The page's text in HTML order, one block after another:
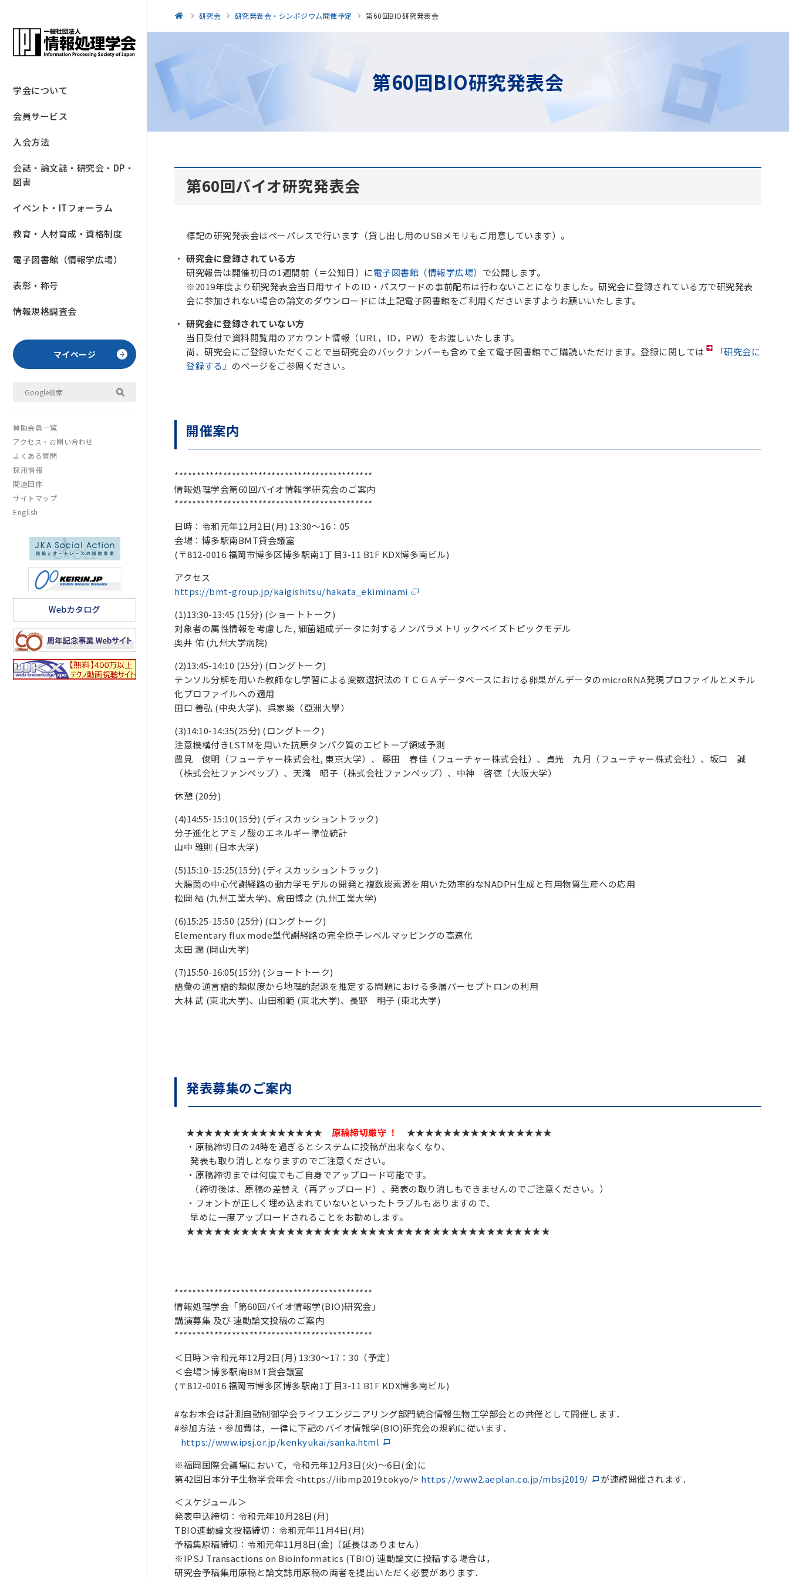
学会について
会員サービス
入会方法
会誌・論文誌・研究会・DP・
図書
イベント・ITフォーラム
教育・人材育成・資格制度
電子図書館（情報学広場）
表彰・称号
情報規格調査会
マイページ
賛助会員一覧
アクセス・お問い合わせ
よくある質問
採用情報
関連団体
サイトマップ
English
研究会 研究発表会・シンポジウム開催予定 第60回BIO研究発表会
第60回BIO研究発表会
第60回バイオ研究発表会
標記の研究発表会はペーパレスで行います（貸し出し用のUSBメモリもご用意しています）。
研究会に登録されている方
研究報告は開催初日の1週間前（＝公知日）に電子図書館（情報学広場） で公開します。
※2019年度より研究発表会当日用サイトのID・パスワードの事前配布は行わないことになりました。研究会に登録されている方で研究発表
会に参加されない場合の論文のダウンロードには上記電子図書館をご利用くださいますようお願いいたします。
研究会に登録されていない方
当日受付で資料閲覧用のアカウント情報（URL，ID，PW）をお渡しいたします。
尚、研究会にご登録いただくことで当研究会のバックナンバーも含めて全て電子図書館でご購読いただけます。登録に関しては
「研究会に
登録する 」のページをご参照ください。
開催案内
*********************************************
情報処理学会第60回バイオ情報学研究会のご案内
*********************************************
日時：令和元年12月2日(月) 13:30～16 ： 05
会場：博多駅南BMT貸会議室
(〒812-0016福岡市博多区博多駅南1丁目3-11 B1F KDX博多南ビル)
アクセス
https://bmt-group.jp/kaigishitsu/hakata_ekiminami
(1)13:30-13:45 (15分) (ショートトーク)
対象者の属性情報を考慮した, 細菌組成データに対するノンパラメトリックベイズトピックモデル
奥井 佑 (九州大学病院)
(2)13:45-14:10 (25分) (ロングトーク)
テンソル分解を用いた教師なし学習による変数選択法のＴＣＧＡデータベースにおける卵巣がんデータのmicroRNA発現プロファイルとメチル
化プロファイルへの適用
田口 善弘 (中央大学)、呉家樂（亞洲大學）
(3)14:10-14:35(25分) (ロングトーク)
注意機構付きLSTMを用いた抗原タンパク質のエピトープ領域予測
農見 俊明（フューチャー株式会社, 東京大学）、 藤田 春佳（フューチャー株式会社）、貞光 九月（フューチャー株式会社）、坂口 誠
（株式会社ファンペップ）、天満 昭子（株式会社ファンペップ）、中神 啓徳（大阪大学）
休憩 (20分)
(4)14:55-15:10(15分) (ディスカッショントラック)
分子進化とアミノ酸のエネルギー準位統計
山中 雅則 (日本大学)
(5)15:10-15:25(15分) (ディスカッショントラック)
大腸菌の中心代謝経路の動力学モデルの開発と複数炭素源を用いた効率的なNADPH生成と有用物質生産への応用
松岡 結 (九州工業大学)、倉田博之 (九州工業大学)
(6)15:25-15:50 (25分) (ロングトーク)
Elementary flux mode型代謝経路の完全原子レベルマッピングの高速化
太田 潤 (岡山大学)
(7)15:50-16:05(15分) (ショートトーク)
語彙の通言語的類似度から地理的起源を推定する問題における多層パーセプトロンの利用
大林 武 (東北大学)、山田和範 (東北大学)、長野 明子 (東北大学)
発表募集のご案内
★★★★★★★★★★★★★★★ 原稿締切厳守 ！
★★★★★★★★★★★★★★★★
・原稿締切日の24時を過ぎるとシステムに投稿が出来なくなり、
発表も取り消しとなりますのでご注意ください。
・原稿締切までは何度でもご自身でアップロード可能です。
（締切後は、原稿の差替え（再アップロード）、発表の取り消しもできませんのでご注意ください。）
・フォントが正しく埋め込まれていないといったトラブルもありますので、
早めに一度アップロードされることをお勧めします。
★★★★★★★★★★★★★★★★★★★★★★★★★★★★★★★★★★★★★★★★
*********************************************
情報処理学会「第60回バイオ情報学(BIO)研究会」
講演募集 及び 連動論文投稿のご案内
*********************************************
＜日時＞令和元年12月2日(月) 13:30～17：30（予定）
＜会場＞博多駅南BMT貸会議室
(〒812-0016 福岡市博多区博多駅南1丁目3-11 B1F KDX博多南ビル)
#なお本会は計測自動制御学会ライフエンジニアリング部門統合情報生物工学部会との共催として開催します．
#参加方法・参加費は，一律に下記のバイオ情報学(BIO)研究会の規約に従います．
https://www.ipsj.or.jp/kenkyukai/sanka.html
※福岡国際会議場において，令和元年12月3日(火)～6日(金)に
第42回日本分子生物学会年会 <https://iibmp2019.tokyo/> https://www2.aeplan.co.jp/mbsj2019/
が連続開催されます．
＜スケジュール＞
発表申込締切：令和元年10月28日(月)
TBIO連動論文投稿締切：令和元年11月4日(月)
予稿集原稿締切：令和元年11月8日(金)（延長はありません）
※IPSJ Transactions on Bioinformatics (TBIO) 連動論文に投稿する場合は，
研究会予稿集用原稿と論文誌用原稿の両者を提出いただく必要があります．